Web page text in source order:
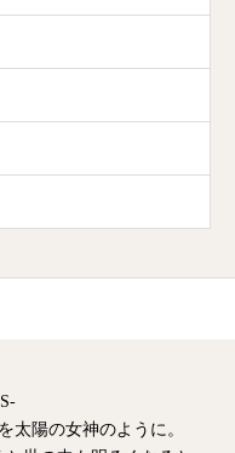
太陽の女神のように。